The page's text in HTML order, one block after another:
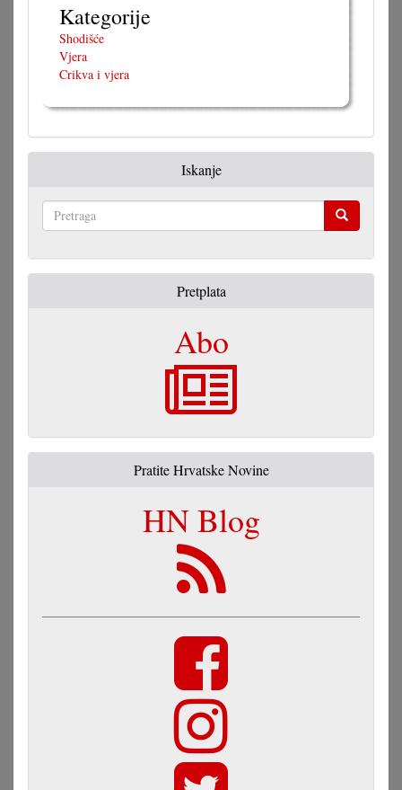
Kategorije
Shodišće
Vjera
Crikva i vjera
Iskanje
Pretplata
Abo
Pratite Hrvatske Novine
HN Blog